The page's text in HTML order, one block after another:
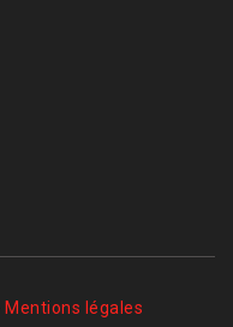
Mentions légales